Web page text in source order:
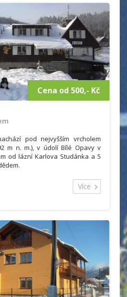
levné ubytování s moderním
je 48 lůžek, ubytovat se
pokojích.
sociální zařízení se
a umyvadlem. Další
sociální zařízení na chodbě.
Cena od 500,- Kč
pod nejvyšším vrcholem
m n. m.), v údolí Bílé Opavy v
od lázní Karlova Studánka a 5
nachází v obci Ludvíkov,
je vhodné pro rodinnou
Více